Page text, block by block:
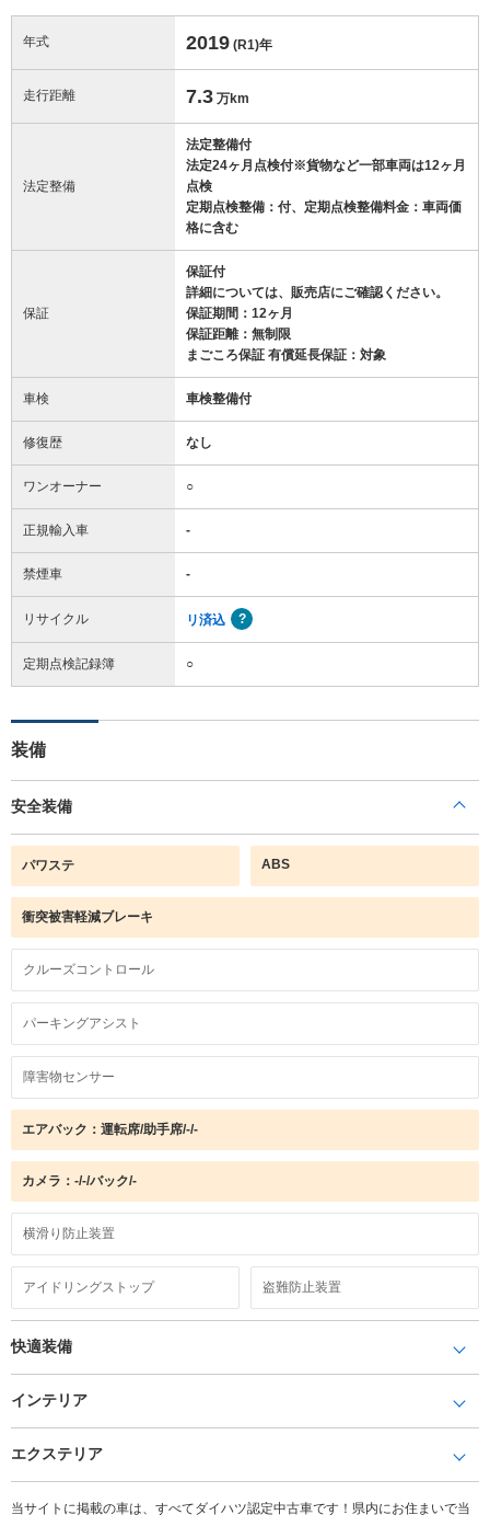
年式 2019 (R1)年
走行距離 7.3 万km
法定整備
法定整備付
法定24ヶ月点検付※貨物など一部車両は12ヶ月
点検
定期点検整備：付、定期点検整備料金：車両価
格に含む
保証
保証付
詳細については、販売店にご確認ください。
保証期間：12ヶ月
保証距離：無制限
まごころ保証 有償延長保証：対象
車検 車検整備付
修復歴 なし
ワンオーナー ○
正規輸入車 -
禁煙車 -
リサイクル リ済込
定期点検記録簿 ○
装備
安全装備
パワステ ABS
衝突被害軽減ブレーキ
クルーズコントロール
パーキングアシスト
障害物センサー
エアバック：運転席/助手席/-/-
カメラ：-/-/バック/-
横滑り防止装置
アイドリングストップ 盗難防止装置
快適装備
インテリア
エクステリア
当サイトに掲載の車は、すべてダイハツ認定中古車です！県内にお住まいで当